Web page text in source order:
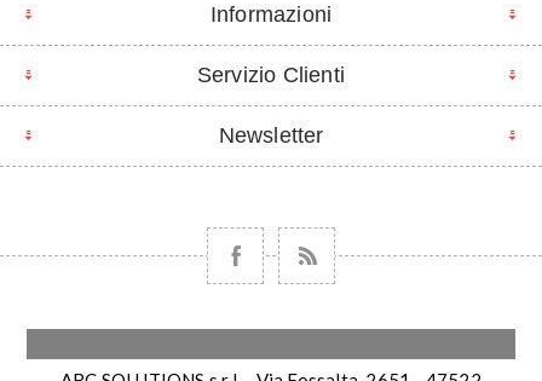
Informazioni
Servizio Clienti
Newsletter